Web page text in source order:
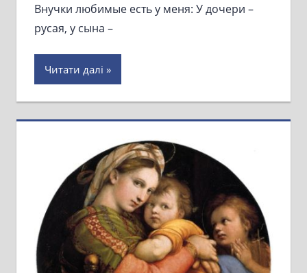
Внучки любимые есть у меня: У дочери –
русая, у сына –
Читати далі